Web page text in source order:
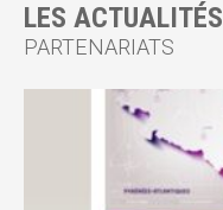
LES ACTUALITÉS
PARTENARIATS